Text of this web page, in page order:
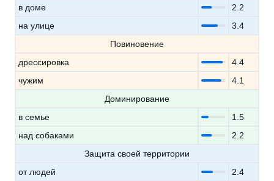
в доме
2.2
на улице
3.4
Повиновение
дрессировка
4.4
чужим
4.1
Доминирование
в семье
1.5
над собаками
2.2
Защита своей территории
от людей
2.4